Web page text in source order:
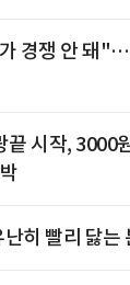
경쟁 안 돼
끝 시작, 3000
히 빨리 닳는